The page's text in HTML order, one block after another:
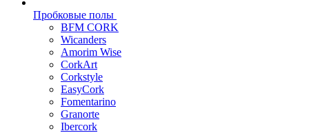
Пробковые полы
BFM CORK
Wicanders
Amorim Wise
CorkArt
Corkstyle
EasyCork
Fomentarino
Granorte
Ibercork